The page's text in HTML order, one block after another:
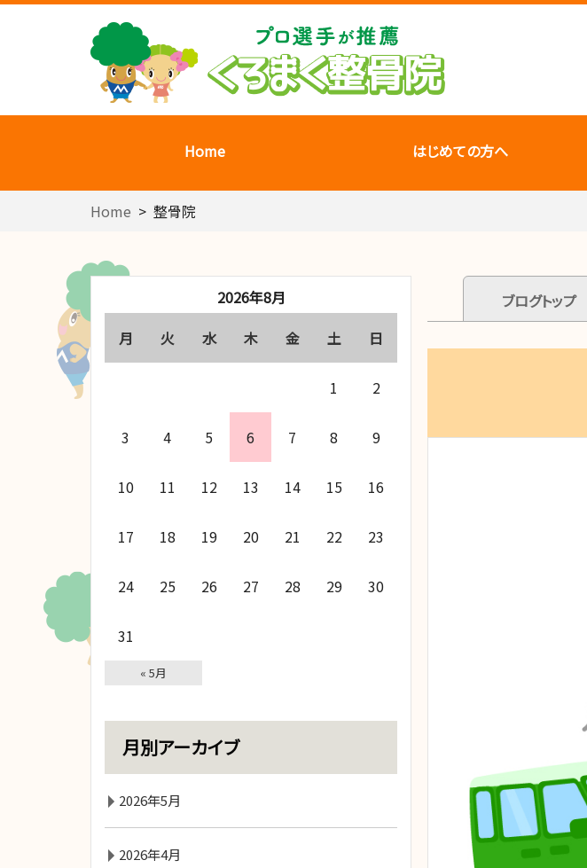
Home はじめての方へ
Home > 整骨院
ブログトップ
2026年8月
月
火 水 木 金 土 日
1 2
3 4 5 6 7 8 9
10 11 12 13 14 15 16
17 18 19 20 21 22 23
24 25 26 27 28 29 30
31
« 5月
月別アーカイブ
2026年5月
2026年4月